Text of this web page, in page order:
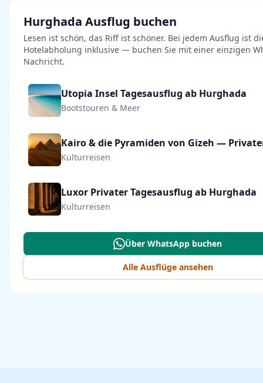
Hurghada Ausflug buchen
Lesen ist schön, das Riff ist schöner. Bei jedem Ausflug ist
Hotelabholung inklusive — buchen Sie mit einer einzigen
Nachricht.
Utopia Insel Tagesausflug ab Hurghada
Bootstouren & Meer
Kulturreisen
Luxor Privater Tagesausflug ab Hurghada
Kulturreisen
Über WhatsApp buchen
Alle Ausflüge ansehen